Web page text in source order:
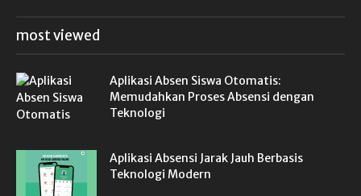
most viewed
Aplikasi Absen Siswa Otomatis:
Memudahkan Proses Absensi dengan
Teknologi
Aplikasi Absensi Jarak Jauh Berbasis
Teknologi Modern